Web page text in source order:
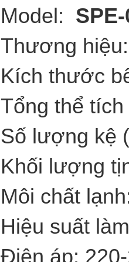
Model:
Thương
Kích thước
Tổng thể
Số lượng kệ
Khối lượng
Môi chất
Hiệu suất
Điện áp: